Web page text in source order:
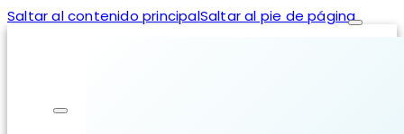
Saltar al contenido principalSaltar al pie de página